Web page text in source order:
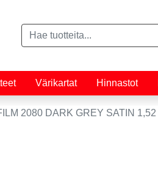
Värikartat Hinnastot
2080 DARK GREY SATIN 1,52